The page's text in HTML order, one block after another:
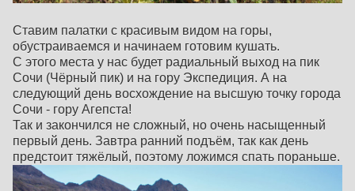
Ставим палатки с красивым видом на горы,
обустраиваемся и начинаем готовим кушать.
С этого места у нас будет радиальный выход на пик
Сочи (Чёрный пик) и на гору Экспедиция. А на
следующий день восхождение на высшую точку города
Сочи - гору Агепста!
Так и закончился не сложный, но очень насыщенный
первый день. Завтра ранний подъём, так как день
предстоит тяжёлый, поэтому ложимся спать пораньше.